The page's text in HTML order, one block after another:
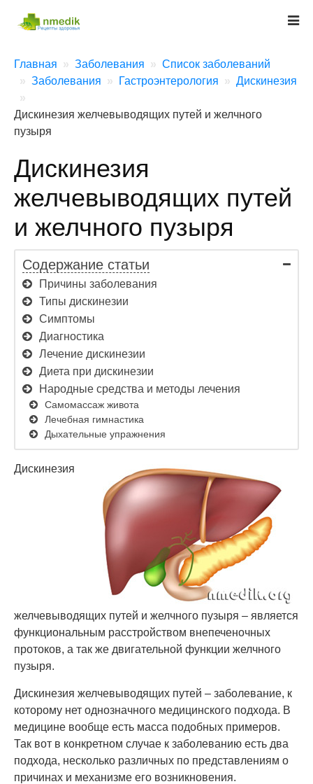
Главная Заболевания
Список заболеваний
Заболевания
Гастроэнтерология Дискинезия
Дискинезия желчевыводящих путей и желчного
пузыря
Дискинезия
желчевыводящих путей
и желчного пузыря
Содержание статьи
Причины заболевания
Типы дискинезии
Симптомы
Диагностика
Лечение дискинезии
Диета при дискинезии
Народные средства и методы лечения
Самомассаж живота
Лечебная гимнастика
Дыхательные упражнения
Дискинезия
желчевыводящих путей и желчного пузыря – является
функциональным расстройством внепеченочных
протоков, а так же двигательной функции желчного
пузыря.
Дискинезия желчевыводящих путей – заболевание, к
которому нет однозначного медицинского подхода. В
медицине вообще есть масса подобных примеров.
Так вот в конкретном случае к заболеванию есть два
подхода, несколько различных по представлениям о
причинах и механизме его возникновения.